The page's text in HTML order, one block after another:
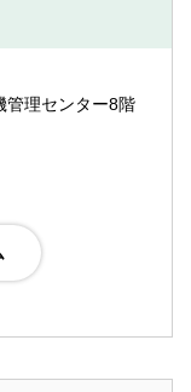
管理センター8階